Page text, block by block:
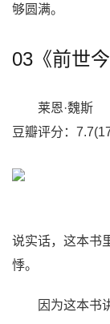
够圆满。
03《前世今
莱恩·魏斯
豆瓣评分：
说实话，这本书
悸。
因为这本